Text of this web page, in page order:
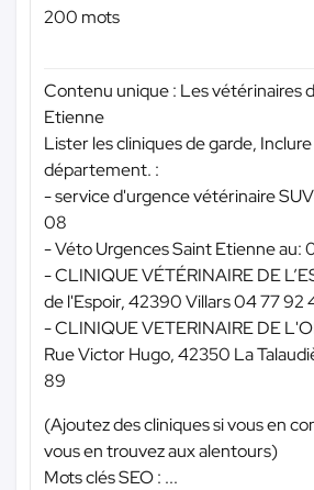
200 mots
Contenu unique : Les vétérinaires
Etienne
Lister les cliniques de garde,
département. :
- service d'urgence vétérinaire
08
- Véto Urgences Saint Etienne au:
- CLINIQUE VÉTÉRINAIRE DE
de l'Espoir, 42390 Villars 04 77 92
- CLINIQUE VETERINAIRE DE
Rue Victor Hugo, 42350 La
89
(Ajoutez des cliniques si vous en
vous en trouvez aux alentours)
Mots clés SEO : ...